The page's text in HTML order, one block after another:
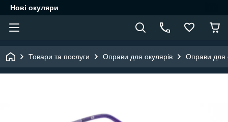
Нові окуляри
Товари та послуги Оправи для окулярів Оправи для